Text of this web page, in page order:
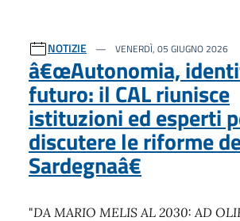
NOTIZIE VENERDÌ, 05 GIUGNO 2026
â€œAutonomia,
futuro: il CAL riunisce
istituzioni ed esperti
discutere le riforme
Sardegnaâ€
"DA MARIO MELIS AL 2030: AD